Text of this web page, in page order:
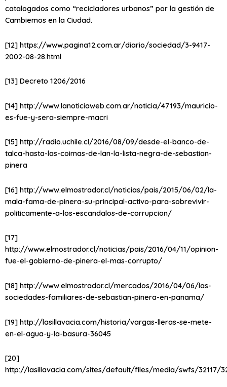
catalogados como “recicladores urbanos” por la gestión de
Cambiemos en la Ciudad.
[12] https://www.pagina12.com.ar/diario/sociedad/3-9417-
2002-08-28.html
[13] Decreto 1206/2016
[14] http://www.lanoticiaweb.com.ar/noticia/47193/mauricio-
es-fue-y-sera-siempre-macri
[15] http://radio.uchile.cl/2016/08/09/desde-el-banco-de-
talca-hasta-las-coimas-de-lan-la-lista-negra-de-sebastian-
pinera
[16] http://www.elmostrador.cl/noticias/pais/2015/06/02/la-
mala-fama-de-pinera-su-principal-activo-para-sobrevivir-
politicamente-a-los-escandalos-de-corrupcion/
[17]
http://www.elmostrador.cl/noticias/pais/2016/04/11/opinion-
fue-el-gobierno-de-pinera-el-mas-corrupto/
[18] http://www.elmostrador.cl/mercados/2016/04/06/las-
sociedades-familiares-de-sebastian-pinera-en-panama/
[19] http://lasillavacia.com/historia/vargas-lleras-se-mete-
en-el-agua-y-la-basura-36045
[20]
http://lasillavacia.com/sites/default/files/media/swfs/32117/